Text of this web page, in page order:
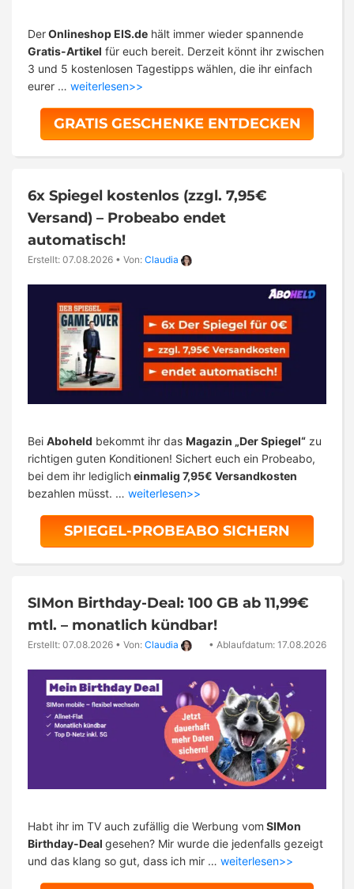
DerOnlineshop EIS.de hält immer wieder spannende
Gratis-Artikel für euch bereit. Derzeit könnt ihr zwischen
3 und 5 kostenlosen Tagestipps wählen, die ihr einfach
eurer … weiterlesen>>
GRATIS GESCHENKE ENTDECKEN
6x Spiegel kostenlos (zzgl. 7,95€
Versand) – Probeabo endet
automatisch!
Erstellt: 07.08.2026 • Von: Claudia
Bei Aboheld bekommt ihr das Magazin „Der Spiegel“ zu
richtigen guten Konditionen! Sichert euch ein Probeabo,
bei dem ihr lediglicheinmalig 7,95€ Versandkosten
bezahlen müsst. … weiterlesen>>
SPIEGEL-PROBEABO SICHERN
SIMon Birthday-Deal: 100 GB ab 11,99€
mtl. – monatlich kündbar!
Erstellt: 07.08.2026 • Von: Claudia • Ablaufdatum: 17.08.2026
Habt ihr im TV auch zufällig die Werbung vom SIMon
Birthday-Deal gesehen? Mir wurde die jedenfalls gezeigt
und das klang so gut, dass ich mir … weiterlesen>>